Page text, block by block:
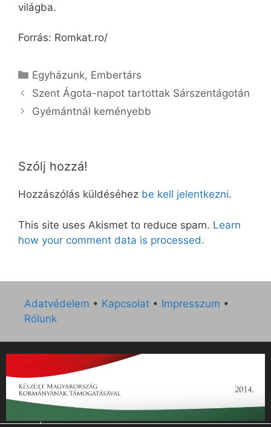
világba.
Forrás: Romkat.ro/
Kategória
Egyházunk, Embertárs
Szent Ágota-napot tartottak Sárszentágotán
Gyémántnál keményebb
Szólj hozzá!
Hozzászólás küldéséhez be kell jelentkezni.
This site uses Akismet to reduce spam. Learn
how your comment data is processed.
Adatvédelem • Kapcsolat • Impresszum •
Rólunk